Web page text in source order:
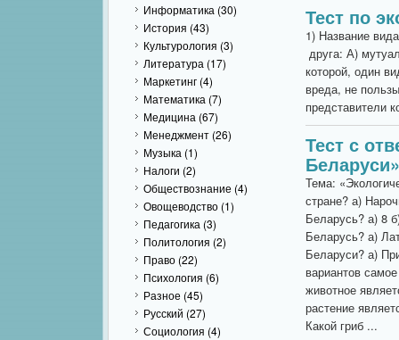
Информатика (30)
История (43)
Культурология (3)
Литература (17)
Маркетинг (4)
Математика (7)
Медицина (67)
Менеджмент (26)
Музыка (1)
Налоги (2)
Обществознание (4)
Овощеводство (1)
Педагогика (3)
Политология (2)
Право (22)
Психология (6)
Разное (45)
Русский (27)
Социология (4)
Тест по
1) Название
друга: А)
которой, один
вреда, не
представители
Тест с
Беларуси»
Тема:
стране? а)
Беларусь? а) 8
Беларусь? а)
Беларуси? а)
вариантов
животное
растение
Какой гриб ...